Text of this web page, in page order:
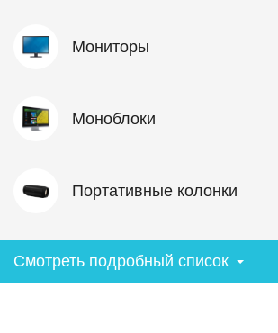
Мониторы
Моноблоки
Портативные колонки
Смотреть подробный список